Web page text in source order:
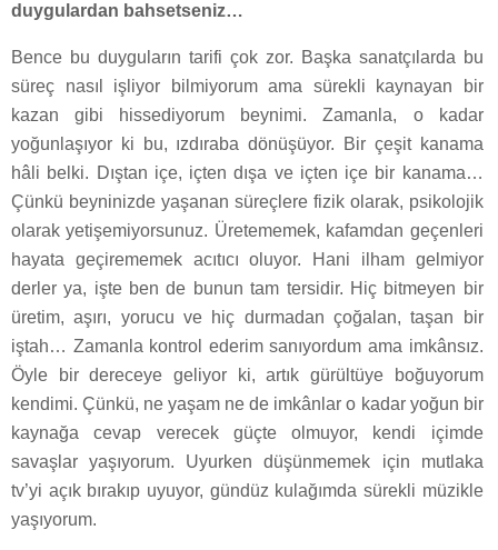
duygulardan bahsetseniz…
Bence bu duyguların tarifi çok zor. Başka sanatçılarda bu
süreç nasıl işliyor bilmiyorum ama sürekli kaynayan bir
kazan gibi hissediyorum beynimi. Zamanla, o kadar
yoğunlaşıyor ki bu, ızdıraba dönüşüyor. Bir çeşit kanama
hâli belki. Dıştan içe, içten dışa ve içten içe bir kanama…
Çünkü beyninizde yaşanan süreçlere fizik olarak, psikolojik
olarak yetişemiyorsunuz. Üretememek, kafamdan geçenleri
hayata geçirememek acıtıcı oluyor. Hani ilham gelmiyor
derler ya, işte ben de bunun tam tersidir. Hiç bitmeyen bir
üretim, aşırı, yorucu ve hiç durmadan çoğalan, taşan bir
iştah… Zamanla kontrol ederim sanıyordum ama imkânsız.
Öyle bir dereceye geliyor ki, artık gürültüye boğuyorum
kendimi. Çünkü, ne yaşam ne de imkânlar o kadar yoğun bir
kaynağa cevap verecek güçte olmuyor, kendi içimde
savaşlar yaşıyorum. Uyurken düşünmemek için mutlaka
tv’yi açık bırakıp uyuyor, gündüz kulağımda sürekli müzikle
yaşıyorum.